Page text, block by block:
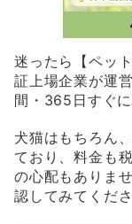
迷ったら【ペッ
証上場企業が運
間・365日すぐ
犬猫はもちろん
ており、料金も
の心配もありま
認してみてくださ